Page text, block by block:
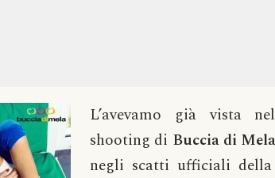
L’avevamo già vista
shooting di Buccia di Mela
negli scatti ufficiali della